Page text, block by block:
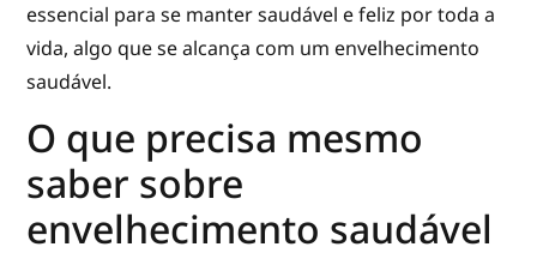
essencial para se manter saudável e feliz por toda a
vida, algo que se alcança com um envelhecimento
saudável.
O que precisa mesmo
saber sobre
envelhecimento saudável